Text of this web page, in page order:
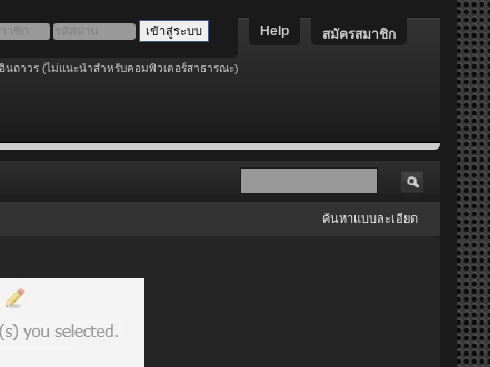
สมัครสมาชิก
Help
นถาวร (ไม่แนะนำสำหรับคอมพิวเตอร์สาธารณะ)
ค้นหาแบบละเอียด